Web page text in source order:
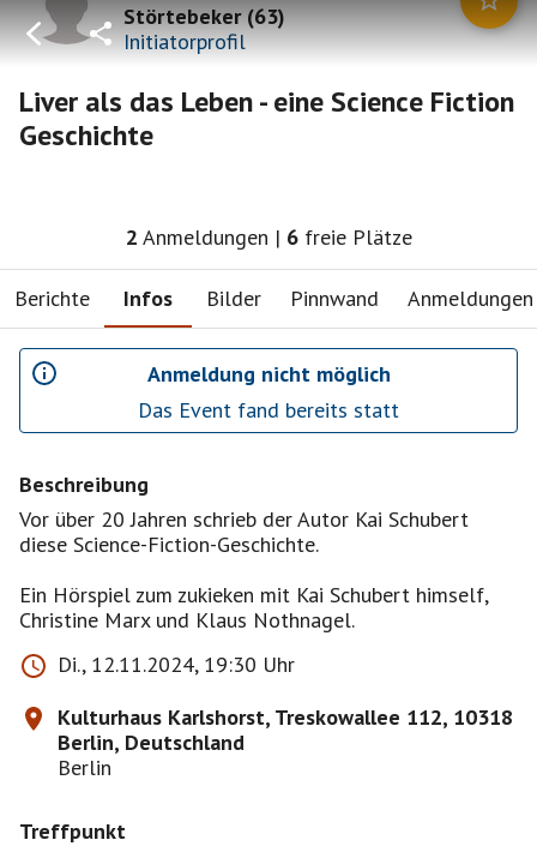
Störtebeker(63)
Initiatorprofil
Liver als das Leben - eine Science Fiction
Geschichte
2 Anmeldungen | 6 freie Plätze
Berichte Infos Bilder Pinnwand Anmeldungen
Anmeldung nicht möglich
Das Event fand bereits statt
Beschreibung
Vor über 20 Jahren schrieb der Autor Kai Schubert
diese Science-Fiction-Geschichte.
Ein Hörspiel zum zukieken mit Kai Schubert himself,
Di., 12.11.2024, 19:30 Uhr
Kulturhaus Karlshorst, Treskowallee 112, 10318
Berlin, Deutschland
Berlin
Treffpunkt